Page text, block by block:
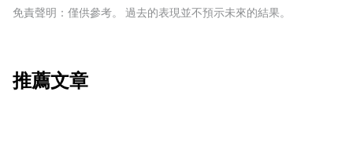
安全的，因為世界上最大的經濟體不太可能違約。日元受
者提供了加強的資本保護。
免責聲明：僅供參考。 過去的表現並不預示未來的結果。
推薦文章